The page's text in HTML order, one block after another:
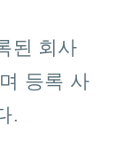
된 회사
등록 사
.